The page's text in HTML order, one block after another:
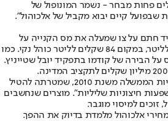
פחות מבחר - נשמר המונופול של
שבפועל קיים יבוא מקביל של אלכוהול".
לפיד חתם על צו שמעלה את מס הקנייה על
מוצרי אלכוהול ל־105 שקלים לליטר, במקום 84 שקלים לליטר כוהל נקי. כמו
הבירה של קודמו בתפקיד יובל שטייניץ.
החלטה זו מהווה המשך מדיניות הממשלה משנת 2010, שמטרתה להטיל
חיצוניות שליליות". מוצרים שנחשבים
זוכים למיסוי מוגבר.
אלכוהול מלמדת בדיוק את ההפך.